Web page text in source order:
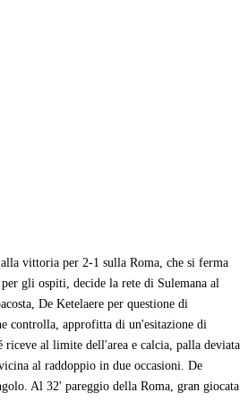
vittoria per 2-1 sulla Roma, che si ferma
gli ospiti, decide la rete di Sulemana al
De Ketelaere per questione di
controlla, approfitta di un'esitazione di
riceve al limite dell'area e calcia, palla deviata
al raddoppio in due occasioni. De
Al 32' pareggio della Roma, gran giocata